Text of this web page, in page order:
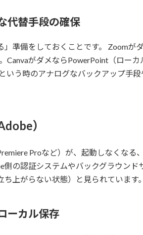
代替手段の確保
準備をしておくことです。 Zoomが
CanvaがダメならPowerPoint（ローカ
いう時のアナログなバックアップ手
）
Proなど）が、起動しなくなる
の認証システムやバックグラウンド
上がらない状態）と見られています。
ーカル保存